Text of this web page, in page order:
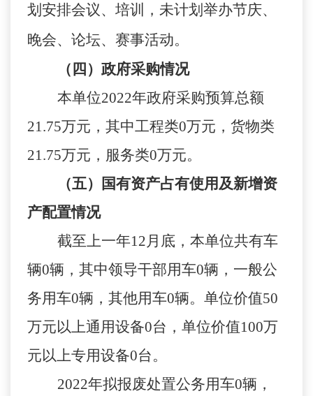
划 安排会议、培训，未计划 举办节庆、
晚会、 论坛、赛事活动。
（四）政府采购情况
本单位2022年政府采购预算总额
21.75万元，其中工程类0万元，货物类
21.75万元，服务类0万元。
（五）国有资产占有使用及新增资
产配置情况
截至 上一年12 月底， 本单位共有车
辆0辆，其中领导干部用车0辆，一般公
务用车0辆，其他用车0辆。 单位价值50
万元以上通用设备0台， 单位价值100万
元以上专用设备0台。
2022年拟报废处置公务用车0辆，